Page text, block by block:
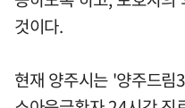
것이다.
현재 양주시는 '양주드